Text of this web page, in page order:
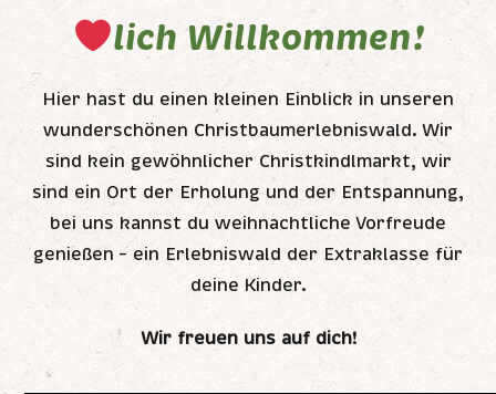
Über uns
lich Willkommen!
Hier hast du einen kleinen Einblick in unseren
wunderschönen Christbaumerlebniswald. Wir
sind kein gewöhnlicher Christkindlmarkt, wir
sind ein Ort der Erholung und der Entspannung,
bei uns kannst du weihnachtliche Vorfreude
genießen – ein Erlebniswald der Extraklasse für
deine Kinder.
Wir freuen uns auf dich!